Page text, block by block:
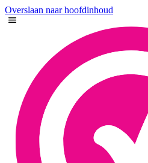
Overslaan naar hoofdinhoud